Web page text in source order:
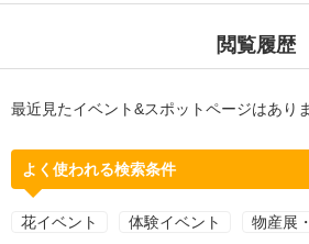
閲覧履歴
最近見たイベント&スポットページはあり
よく使われる検索条件
花イベント 体験イベント 物産展